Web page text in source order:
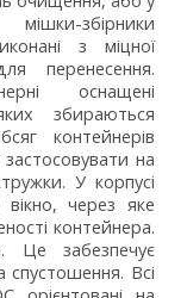
збірники
з міцної
перенесення.
оснащені
збираються
контейнерів
на
У корпусі
через яке
контейнера.
Це забезпечує
спустошення. Всі